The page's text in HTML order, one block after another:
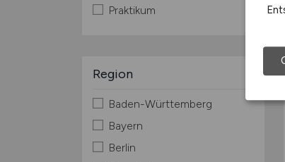
Praktikum
Region
Baden-Württemberg
Bayern
Berlin